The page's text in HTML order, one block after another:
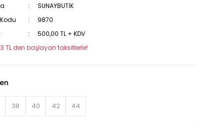
SUNAYBUTİK
9870
500,00 TL + KDV
TL den başlayan taksitlerle!
38 40 42 44